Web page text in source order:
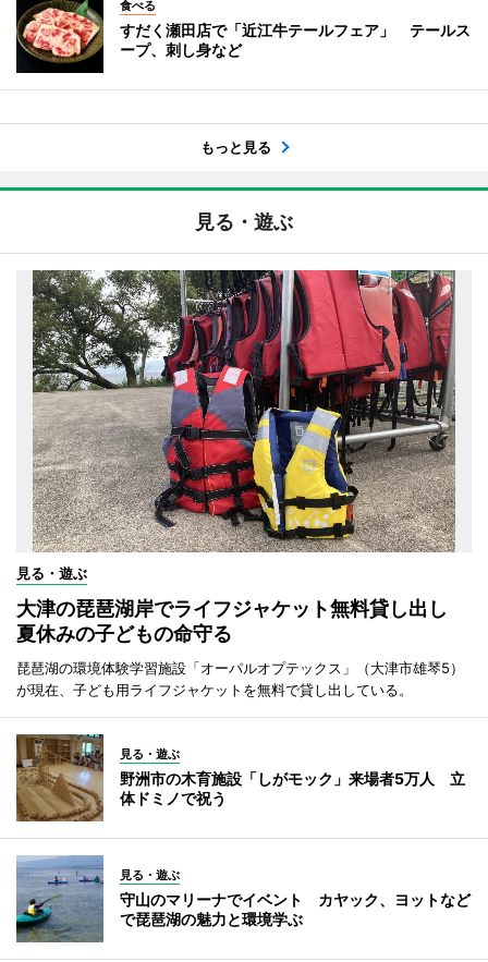
食べる
すだく瀬田店で「近江牛テールフェア」 テールス
ープ、刺し身など
もっと見る
見る・遊ぶ
見る・遊ぶ
大津の琵琶湖岸でライフジャケット無料貸し出し
夏休みの子どもの命守る
琵琶湖の環境体験学習施設「オーパルオプテックス」（大津市雄琴5）
が現在、子ども用ライフジャケットを無料で貸し出している。
見る・遊ぶ
野洲市の木育施設「しがモック」来場者5万人 立
体ドミノで祝う
見る・遊ぶ
守山のマリーナでイベント カヤック、ヨットなど
で琵琶湖の魅力と環境学ぶ